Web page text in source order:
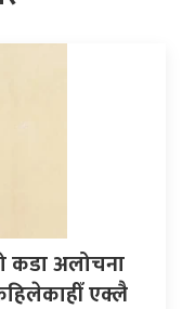
कडा अलोचना
एक्लै